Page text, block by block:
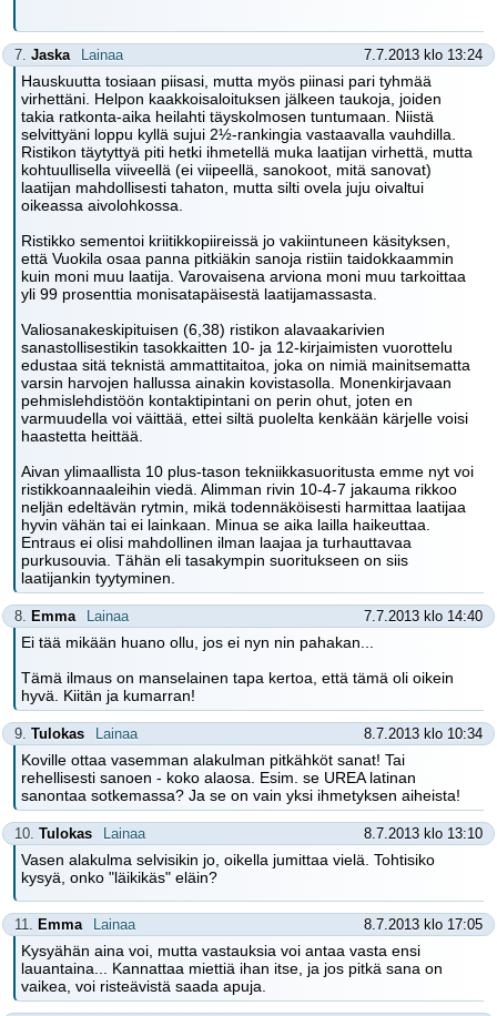
7. Jaska Lainaa 7.7.2013 klo 13:24
Hauskuutta tosiaan piisasi, mutta myös piinasi pari tyhmää
virhettäni. Helpon kaakkoisaloituksen jälkeen taukoja, joiden
takia ratkonta-aika heilahti täyskolmosen tuntumaan. Niistä
selvittyäni loppu kyllä sujui 2½-rankingia vastaavalla vauhdilla.
Ristikon täytyttyä piti hetki ihmetellä muka laatijan virhettä, mutta
kohtuullisella viiveellä (ei viipeellä, sanokoot, mitä sanovat)
laatijan mahdollisesti tahaton, mutta silti ovela juju oivaltui
oikeassa aivolohkossa.
Ristikko sementoi kriitikkopiireissä jo vakiintuneen käsityksen,
että Vuokila osaa panna pitkiäkin sanoja ristiin taidokkaammin
kuin moni muu laatija. Varovaisena arviona moni muu tarkoittaa
yli 99 prosenttia monisatapäisestä laatijamassasta.
Valiosanakeskipituisen (6,38) ristikon alavaakarivien
sanastollisestikin tasokkaitten 10- ja 12-kirjaimisten vuorottelu
edustaa sitä teknistä ammattitaitoa, joka on nimiä mainitsematta
varsin harvojen hallussa ainakin kovistasolla. Monenkirjavaan
pehmislehdistöön kontaktipintani on perin ohut, joten en
varmuudella voi väittää, ettei siltä puolelta kenkään kärjelle voisi
haastetta heittää.
Aivan ylimaallista 10 plus-tason tekniikkasuoritusta emme nyt voi
ristikkoannaaleihin viedä. Alimman rivin 10-4-7 jakauma rikkoo
neljän edeltävän rytmin, mikä todennäköisesti harmittaa laatijaa
hyvin vähän tai ei lainkaan. Minua se aika lailla haikeuttaa.
Entraus ei olisi mahdollinen ilman laajaa ja turhauttavaa
purkusouvia. Tähän eli tasakympin suoritukseen on siis
laatijankin tyytyminen.
8. Emma Lainaa 7.7.2013 klo 14:40
Ei tää mikään huano ollu, jos ei nyn nin pahakan...
Tämä ilmaus on manselainen tapa kertoa, että tämä oli oikein
hyvä. Kiitän ja kumarran!
9. Tulokas Lainaa 8.7.2013 klo 10:34
Koville ottaa vasemman alakulman pitkähköt sanat! Tai
rehellisesti sanoen - koko alaosa. Esim. se UREA latinan
sanontaa sotkemassa? Ja se on vain yksi ihmetyksen aiheista!
10. Tulokas Lainaa 8.7.2013 klo 13:10
Vasen alakulma selvisikin jo, oikella jumittaa vielä. Tohtisiko
kysyä, onko "läikikäs" eläin?
11. Emma Lainaa 8.7.2013 klo 17:05
Kysyähän aina voi, mutta vastauksia voi antaa vasta ensi
lauantaina... Kannattaa miettiä ihan itse, ja jos pitkä sana on
vaikea, voi risteävistä saada apuja.